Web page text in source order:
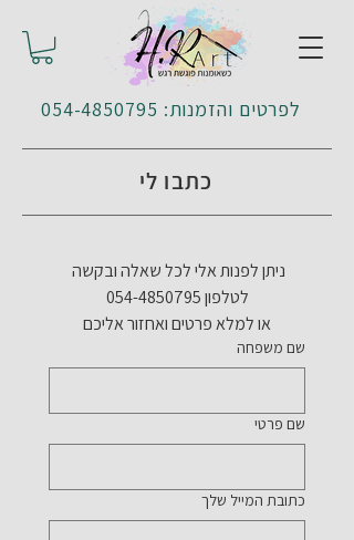
לפרטים והזמנות: 054-4850795
כתבו לי
לטלפון 054-4850795
או למלא פרטים ואחזור אליכם
שם משפחה
שם פרטי
כתובת המייל שלך